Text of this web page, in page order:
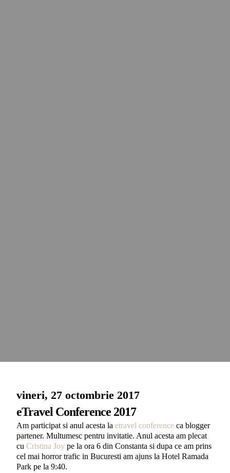
vineri, 27 octombrie 2017
eTravel Conference 2017
Am participat si anul acesta la etravel conference ca blogger
partener. Multumesc pentru invitatie. Anul acesta am plecat
cu Cristina Joy pe la ora 6 din Constanta si dupa ce am prins
cel mai horror trafic in Bucuresti am ajuns la Hotel Ramada
Park pe la 9:40.